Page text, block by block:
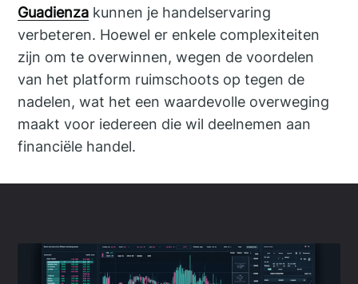
Guadienza kunnen je handelservaring
verbeteren. Hoewel er enkele complexiteiten
zijn om te overwinnen, wegen de voordelen
van het platform ruimschoots op tegen de
nadelen, wat het een waardevolle overweging
maakt voor iedereen die wil deelnemen aan
financiële handel.